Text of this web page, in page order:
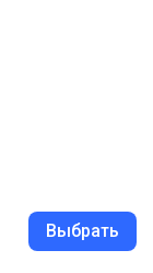
Выбрать